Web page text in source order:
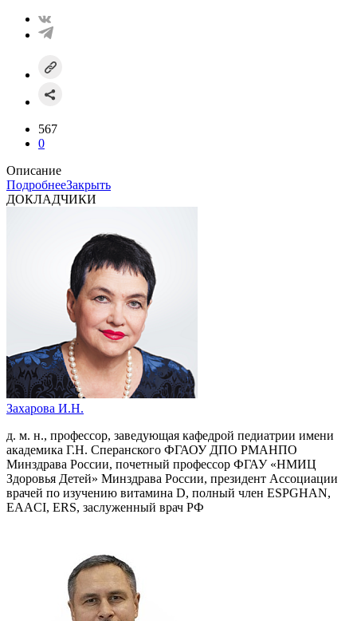
567
0
Описание
ПодробнееЗакрыть
ДОКЛАДЧИКИ
Захарова И.Н.
д. м. н., профессор, заведующая кафедрой педиатрии имени
академика Г.Н. Сперанского ФГАОУ ДПО РМАНПО
Минздрава России, почетный профессор ФГАУ «НМИЦ
Здоровья Детей» Минздрава России, президент Ассоциации
врачей по изучению витамина D, полный член ESPGHAN,
EAACI, ERS, заслуженный врач РФ